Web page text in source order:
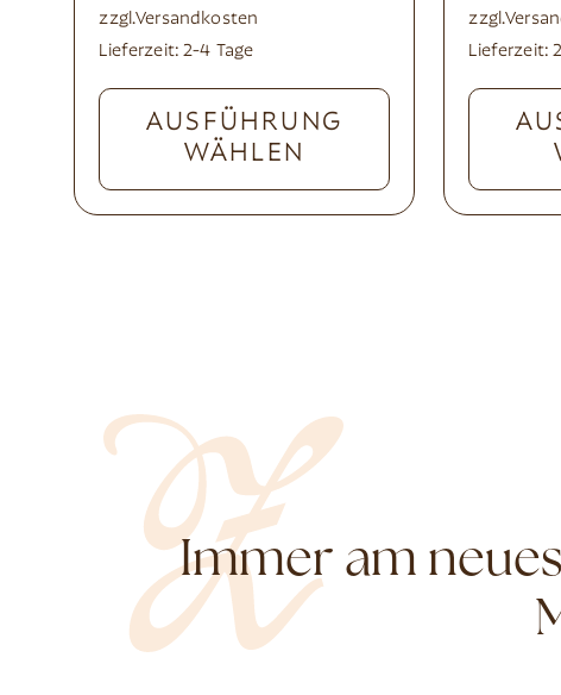
zzgl.Versandkosten
Lieferzeit:2-4 Tage
AUSFÜHRUNG
WÄHLEN
zzgl.
Lieferzeit:
Immer am